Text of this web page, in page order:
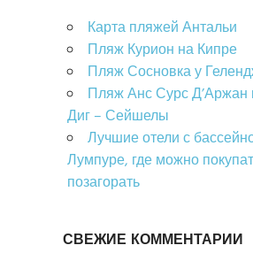
Карта пляжей Антальи
Пляж Курион на Кипре
Пляж Сосновка у
Пляж Анс Сурс Д’Аржан
Диг – Сейшелы
Лучшие отели с
Лумпуре, где можно
позагорать
СВЕЖИЕ КОММЕНТАРИИ